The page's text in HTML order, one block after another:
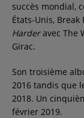
succès mondial,
États-Unis,
Harderavec The
Girac.
Son troisième
2016 tandis que
2018. Un
février 2019.